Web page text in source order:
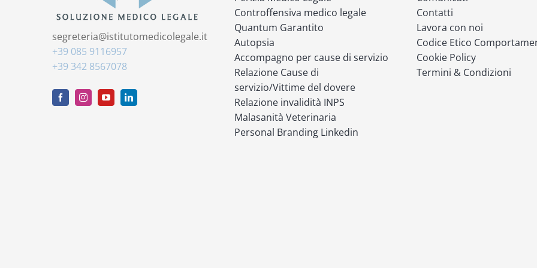
segreteria@istitutomedicolegale.it
+39 085 9116957
+39 342 8567078
Controffensiva medico legale
Quantum Garantito
Autopsia
Accompagno per cause di servizio
Relazione Cause di
servizio/Vittime del dovere
Relazione invalidità INPS
Malasanità Veterinaria
Personal Branding Linkedin
Contatti
Lavora con noi
Codice Etico
Cookie Policy
Termini & Condizioni